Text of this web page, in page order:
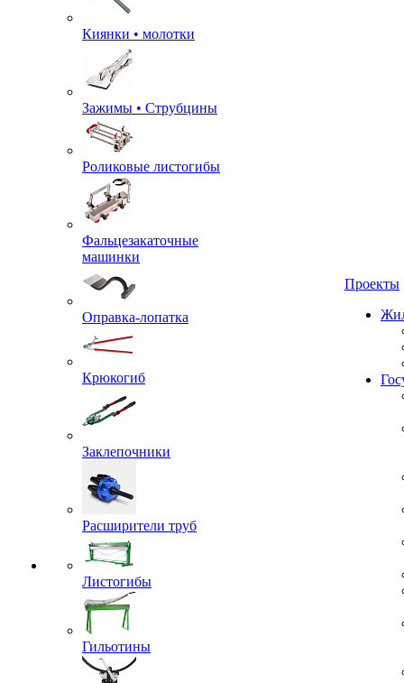
Киянки • молотки
Зажимы • Струбцины
Роликовые листогибы
Фальцезакаточные
машинки
Оправка-лопатка
Крюкогиб
Заклепочники
Расширители труб
Листогибы
Гильотины